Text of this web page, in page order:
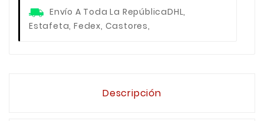
Envío A Toda La RepúblicaDHL,
Estafeta, Fedex, Castores,
Descripción